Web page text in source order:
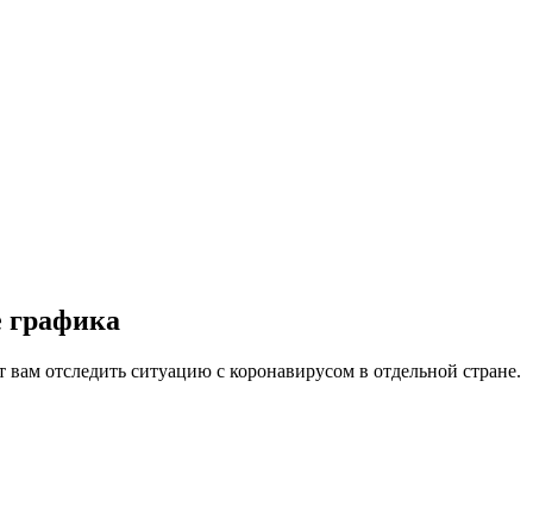
графика
отследить ситуацию с коронавирусом в отдельной стране.